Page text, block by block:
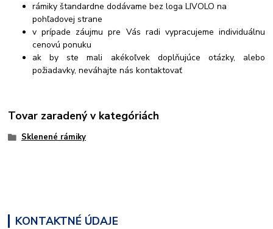
rámiky štandardne dodávame bez loga LIVOLO na
pohľadovej strane
v prípade záujmu pre Vás radi vypracujeme individuálnu
cenovú ponuku
ak by ste mali akékoľvek doplňujúce otázky, alebo
požiadavky, neváhajte nás kontaktovať
Tovar zaradený v kategóriách
Sklenené rámiky
KONTAKTNÉ ÚDAJE